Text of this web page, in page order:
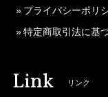
プライバシーポリ
特定商取引法に基
Link リンク